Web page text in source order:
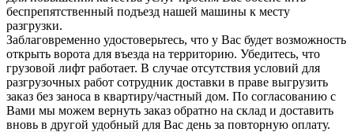
беспрепятственный подъезд нашей машины к месту
разгрузки.
Заблаговременно удостоверьтесь, что у Вас будет возможность
открыть ворота для въезда на территорию. Убедитесь, что
грузовой лифт работает. В случае отсутствия условий для
разгрузочных работ сотрудник доставки в праве выгрузить
заказ без заноса в квартиру/частный дом. По согласованию с
Вами мы можем вернуть заказ обратно на склад и доставить
вновь в другой удобный для Вас день за повторную оплату.